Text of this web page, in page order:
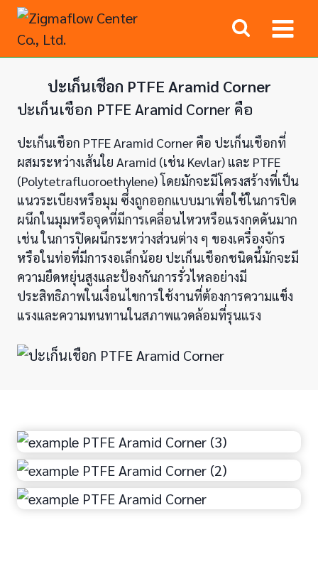
Skip
content
ปะเก็นเชือก PTFE Aramid Corner
ปะเก็นเชือก PTFE Aramid Corner คือ
ปะเก็นเชือก PTFE Aramid Corner คือ ปะเก็นเชือกที่
ผสมระหว่างเส้นใย Aramid (เช่น Kevlar) และ PTFE
(Polytetrafluoroethylene) โดยมักจะมีโครงสร้างที่เป็น
แนวระเบียงหรือมุม ซึ่งถูกออกแบบมาเพื่อใช้ในการปิด
ผนึกในมุมหรือจุดที่มีการเคลื่อนไหวหรือแรงกดดันมาก
เช่น ในการปิดผนึกระหว่างส่วนต่าง ๆ ของเครื่องจักร
หรือในท่อที่มีการงอเล็กน้อย ปะเก็นเชือกชนิดนี้มักจะมี
ความยืดหยุ่นสูงและป้องกันการรั่วไหลอย่างมี
ประสิทธิภาพในเงื่อนไขการใช้งานที่ต้องการความแข็ง
แรงและความทนทานในสภาพแวดล้อมที่รุนแรง